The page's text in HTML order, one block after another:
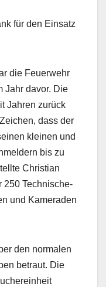
für den Einsatz
die Feuerwehr
Jahr davor. Die
Jahren zurück
dass der
kleinen und
bis zu
Christian
250 Technische-
und Kameraden
den normalen
betraut. Die